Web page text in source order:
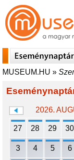
MUSEUM.HU »
2026.
27 28 29 30
3 4 5 6